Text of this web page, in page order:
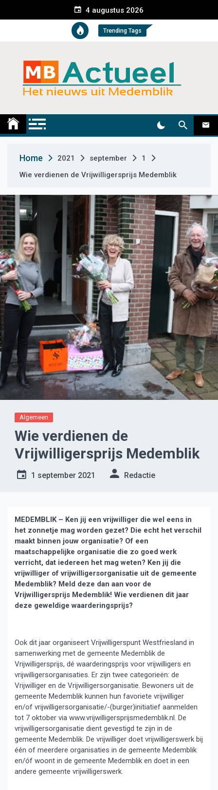
e
t
4 augustus 2026
Trending Tags
Medemblik Actueel
Home 2021 september
1
Wie verdienen de Vrijwilligersprijs Medemblik
Algemeen
Wie verdienen de
Vrijwilligersprijs Medemblik
1 september 2021 Redactie
MEDEMBLIK – Ken jij een vrijwilliger die wel eens in
het zonnetje mag worden gezet? Die echt het verschil
maakt binnen jouw organisatie? Of een
maatschappelijke organisatie die zo goed werk
verricht, dat iedereen het mag weten? Ken jij die
vrijwilliger of vrijwilligersorganisatie uit de gemeente
Medemblik? Meld deze dan aan voor de
Vrijwilligersprijs Medemblik! Wie verdienen dit jaar
deze geweldige waarderingsprijs?
Ook dit jaar organiseert Vrijwilligerspunt Westfriesland in
samenwerking met de gemeente Medemblik de
Vrijwilligersprijs, dé waarderingsprijs voor vrijwilligers en
vrijwilligersorganisaties. Er zijn twee categorieën: de
Vrijwilliger en de Vrijwilligersorganisatie. Bewoners uit de
gemeente Medemblik kunnen hun favoriete vrijwilliger
en/of vrijwilligersorganisatie/-(burger)initiatief aanmelden
tot 7 oktober via www.vrijwilligersprijsmedemblik.nl. De
vrijwilligersorganisatie dient gevestigd te zijn in de
gemeente Medemblik. De vrijwilliger doet vrijwilligerswerk bij
één of meerdere organisaties in de gemeente Medemblik
en/óf woont in de gemeente Medemblik en doet in een
andere gemeente vrijwilligerswerk.